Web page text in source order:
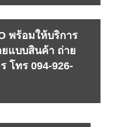
พร้อมให้บริการ
แบบสินค้า ถ่าย
โทร 094-926-